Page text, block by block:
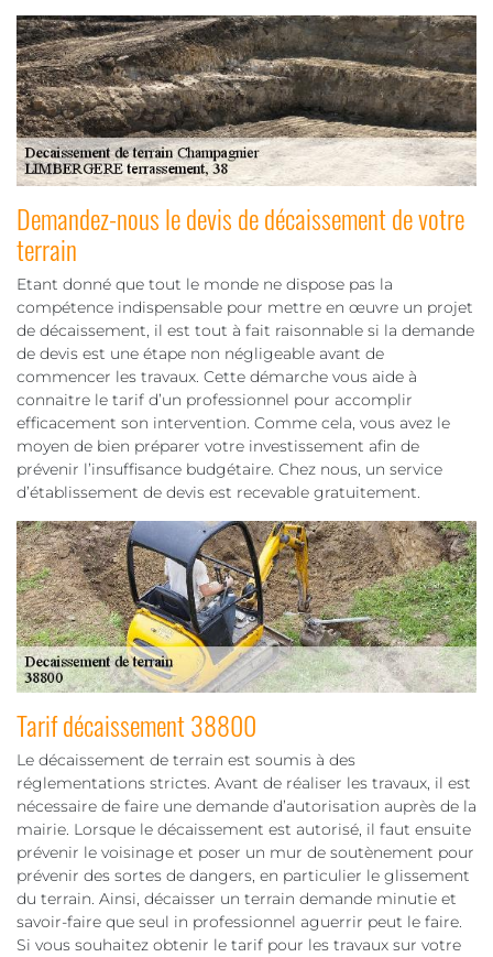
Demandez-nous le devis de décaissement de votre
terrain
Etant donné que tout le monde ne dispose pas la
compétence indispensable pour mettre en œuvre un projet
de décaissement, il est tout à fait raisonnable si la demande
de devis est une étape non négligeable avant de
commencer les travaux. Cette démarche vous aide à
connaitre le tarif d’un professionnel pour accomplir
efficacement son intervention. Comme cela, vous avez le
moyen de bien préparer votre investissement afin de
prévenir l’insuffisance budgétaire. Chez nous, un service
d’établissement de devis est recevable gratuitement.
Tarif décaissement 38800
Le décaissement de terrain est soumis à des
réglementations strictes. Avant de réaliser les travaux, il est
nécessaire de faire une demande d’autorisation auprès de la
mairie. Lorsque le décaissement est autorisé, il faut ensuite
prévenir le voisinage et poser un mur de soutènement pour
prévenir des sortes de dangers, en particulier le glissement
du terrain. Ainsi, décaisser un terrain demande minutie et
savoir-faire que seul in professionnel aguerrir peut le faire.
Si vous souhaitez obtenir le tarif pour les travaux sur votre